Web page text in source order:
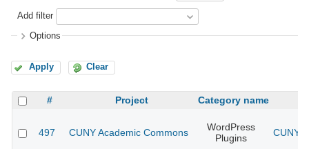
Add filter
Options
Apply Clear
# Project Category name
497 CUNY Academic Commons
WordPress
Plugins
CUNY